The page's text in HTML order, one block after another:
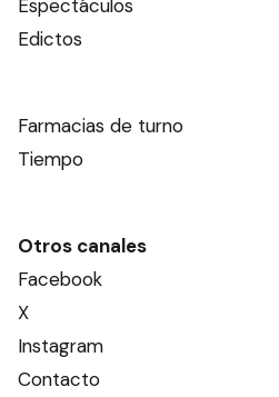
Espectáculos
Edictos
Farmacias de turno
Tiempo
Otros canales
Facebook
X
Instagram
Contacto